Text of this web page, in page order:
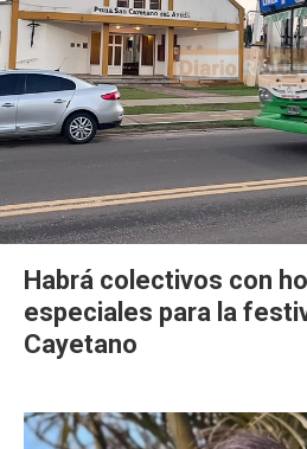
Habrá colectivos con
especiales para la
Cayetano